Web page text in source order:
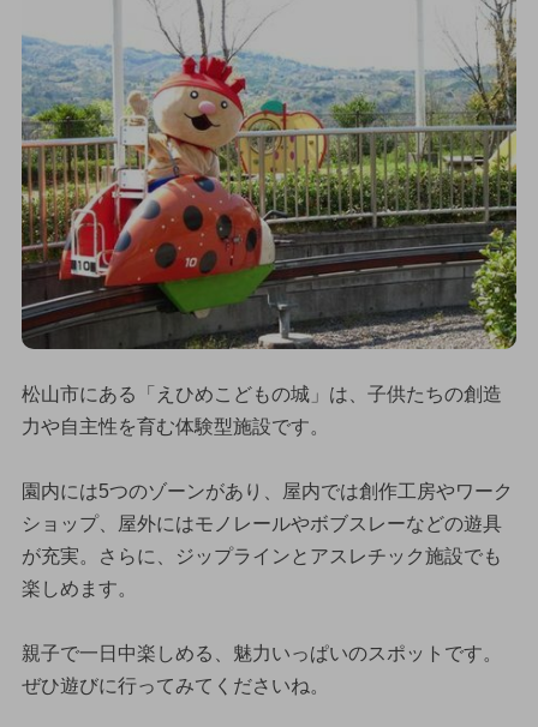
松山市にある「えひめこどもの城」は、子供たちの創造
力や自主性を育む体験型施設です。
園内には5つのゾーンがあり、屋内では創作工房やワーク
ショップ、屋外にはモノレールやボブスレーなどの遊具
が充実。さらに、ジップラインとアスレチック施設でも
楽しめます。
親子で一日中楽しめる、魅力いっぱいのスポットです。
ぜひ遊びに行ってみてくださいね。